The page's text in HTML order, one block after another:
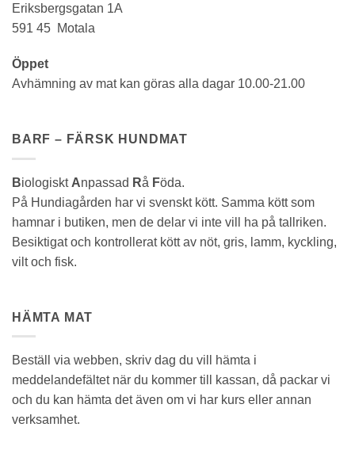
Eriksbergsgatan 1A
591 45 Motala
Öppet
Avhämning av mat kan göras alla dagar 10.00-21.00
BARF – FÄRSK HUNDMAT
Biologiskt Anpassad Rå Föda.
På Hundiagården har vi svenskt kött. Samma kött som
hamnar i butiken, men de delar vi inte vill ha på tallriken.
Besiktigat och kontrollerat kött av nöt, gris, lamm, kyckling,
vilt och fisk.
HÄMTA MAT
Beställ via webben, skriv dag du vill hämta i
meddelandefältet när du kommer till kassan, då packar vi
och du kan hämta det även om vi har kurs eller annan
verksamhet.